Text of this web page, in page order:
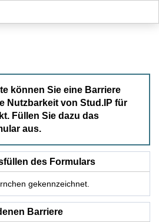
können Sie eine Barriere
Nutzbarkeit von Stud.IP für
Füllen Sie dazu das
aus.
des Formulars
gekennzeichnet.
Barriere